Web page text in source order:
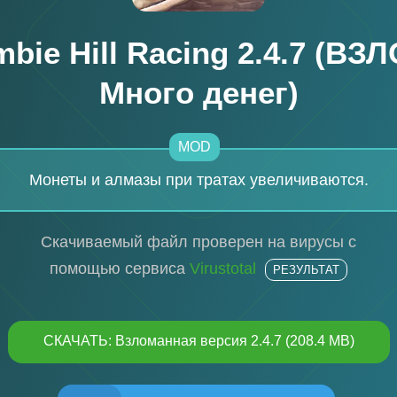
Hill Racing 2.4.7
Много денег)
MOD
Монеты и алмазы при тратах увеличиваются.
Скачиваемый файл проверен на вирусы с
помощью сервиса Virustotal РЕЗУЛЬТАТ
СКАЧАТЬ: Взломанная версия 2.4.7 (208.4 MB)